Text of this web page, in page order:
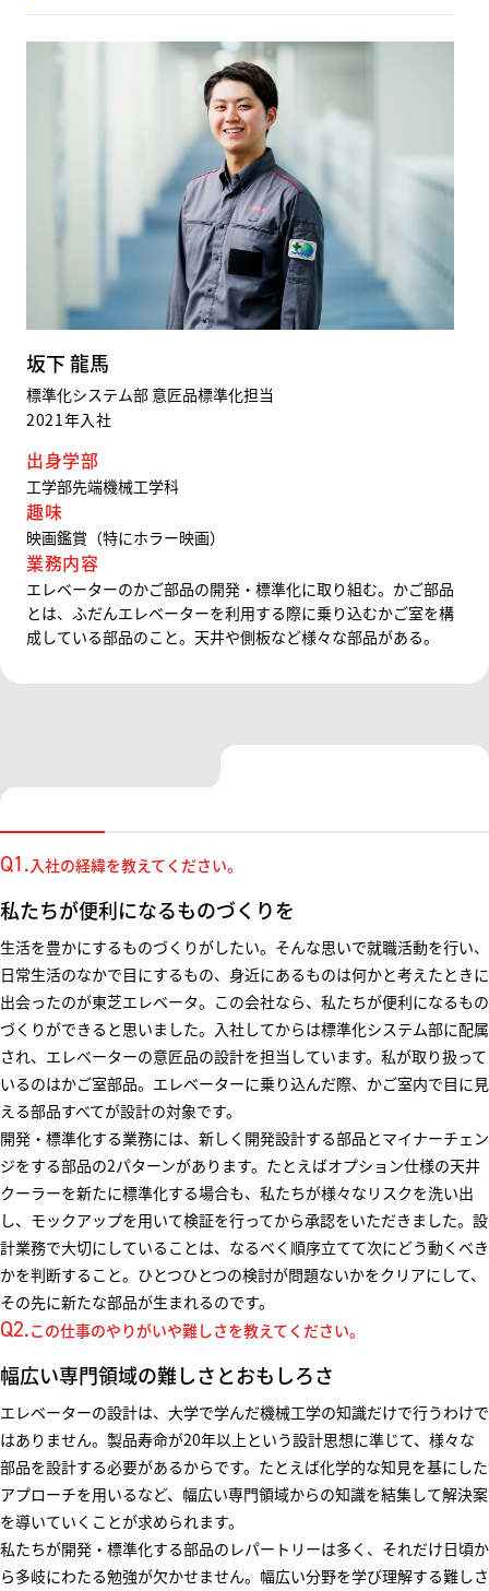
坂下 龍馬
標準化システム部 意匠品標準化担当
2021年入社
出身学部
工学部先端機械工学科
趣味
映画鑑賞（特にホラー映画）
業務内容
エレベーターのかご部品の開発・標準化に取り組む。かご部品
とは、ふだんエレベーターを利用する際に乗り込むかご室を構
成している部品のこと。天井や側板など様々な部品がある。
Q1.入社の経緯を教えてください。
私たちが便利になるものづくりを
生活を豊かにするものづくりがしたい。そんな思いで就職活動を行い、
日常生活のなかで目にするもの、身近にあるものは何かと考えたときに
出会ったのが東芝エレベータ。この会社なら、私たちが便利になるもの
づくりができると思いました。入社してからは標準化システム部に配属
され、エレベーターの意匠品の設計を担当しています。私が取り扱って
いるのはかご室部品。エレベーターに乗り込んだ際、かご室内で目に見
える部品すべてが設計の対象です。
開発・標準化する業務には、新しく開発設計する部品とマイナーチェン
ジをする部品の2パターンがあります。たとえばオプション仕様の天井
クーラーを新たに標準化する場合も、私たちが様々なリスクを洗い出
し、モックアップを用いて検証を行ってから承認をいただきました。設
計業務で大切にしていることは、なるべく順序立てて次にどう動くべき
かを判断すること。ひとつひとつの検討が問題ないかをクリアにして、
その先に新たな部品が生まれるのです。
Q2.この仕事のやりがいや難しさを教えてください。
幅広い専門領域の難しさとおもしろさ
エレベーターの設計は、大学で学んだ機械工学の知識だけで行うわけで
はありません。製品寿命が20年以上という設計思想に準じて、様々な
部品を設計する必要があるからです。たとえば化学的な知見を基にした
アプローチを用いるなど、幅広い専門領域からの知識を結集して解決案
を導いていくことが求められます。
私たちが開発・標準化する部品のレパートリーは多く、それだけ日頃か
ら多岐にわたる勉強が欠かせません。幅広い分野を学び理解する難しさ